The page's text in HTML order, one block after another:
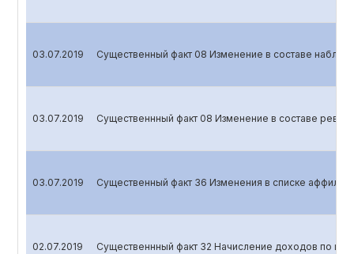
03.07.2019 Существенный факт 08 Изменение в составе
03.07.2019 Существеннный факт 08 Изменение в составе
03.07.2019 Cущественный факт 36 Изменения в списке
02.07.2019 Существеннный факт 32 Начисление доходов по